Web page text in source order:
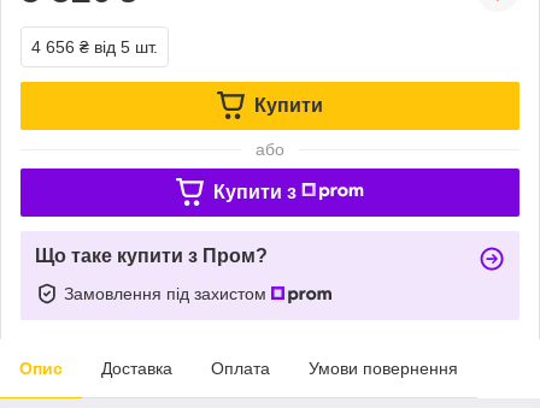
4 656 ₴ від 5 шт.
Купити
або
Купити з
Що таке купити з Пром?
Замовлення під захистом
Опис Доставка Оплата Умови повернення